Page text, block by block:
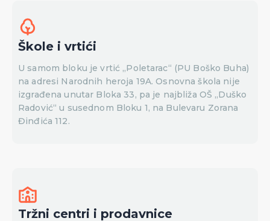
Škole i vrtići
U samom bloku je vrtić „Poletarac“ (PU Boško Buha)
na adresi Narodnih heroja 19A. Osnovna škola nije
izgrađena unutar Bloka 33, pa je najbliža OŠ „Duško
Radović“ u susednom Bloku 1, na Bulevaru Zorana
Đinđića 112.
Tržni centri i prodavnice